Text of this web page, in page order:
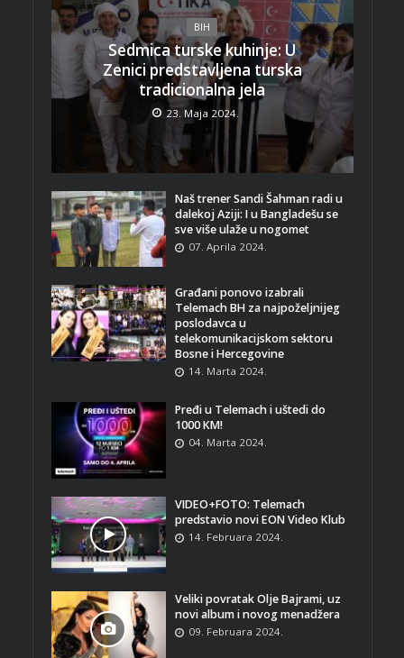
BIH
Sedmica turske kuhinje: U
Zenici predstavljena turska
tradicionalna jela
23. Maja 2024.
Naš trener Sandi Šahman radi u
dalekoj Aziji: I u Bangladešu se
sve više ulaže u nogomet
07. Aprila 2024.
Građani ponovo izabrali
Telemach BH za najpoželjnijeg
poslodavca u
telekomunikacijskom sektoru
Bosne i Hercegovine
14. Marta 2024.
Pređi u Telemach i uštedi do
1000 KM!
04. Marta 2024.
VIDEO+FOTO: Telemach
predstavio novi EON Video Klub
14. Februara 2024.
Veliki povratak Olje Bajrami, uz
novi album i novog menadžera
09. Februara 2024.